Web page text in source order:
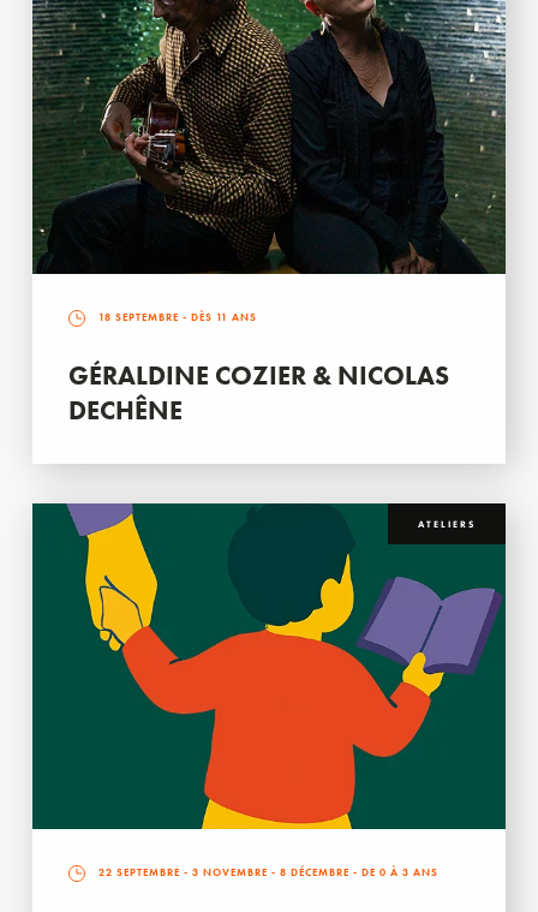
18 SEPTEMBRE - DÈS 11 ANS
GÉRALDINE COZIER & NICOLAS
DECHÊNE
ATELIERS
22 SEPTEMBRE - 3 NOVEMBRE - 8 DÉCEMBRE - DE 0 À 3 ANS